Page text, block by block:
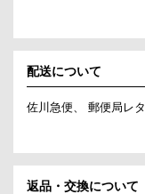
配送について
佐川急便、 郵便局レ
返品・交換について